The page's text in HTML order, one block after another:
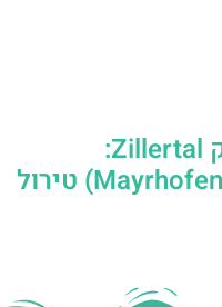
העיירה מאיירהופן בעמק Zillertal: